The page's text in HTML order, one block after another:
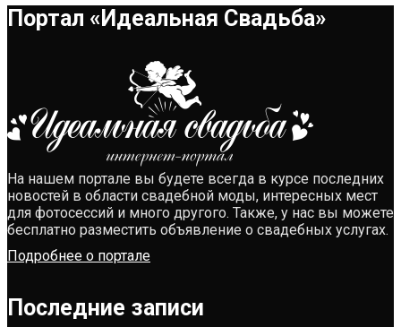
Портал «Идеальная Свадьба»
На нашем портале вы будете всегда в курсе последних
новостей в области свадебной моды, интересных мест
для фотосессий и много другого. Также, у нас вы можете
бесплатно разместить объявление о свадебных услугах.
Подробнее о портале
Последние записи